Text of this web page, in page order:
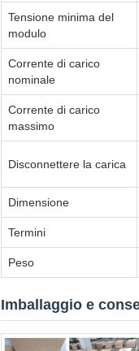
Tensione minima del
modulo
Corrente di carico
nominale
Corrente di carico
massimo
Disconnettere la carica
Dimensione
Termini
Peso
Imballaggio e